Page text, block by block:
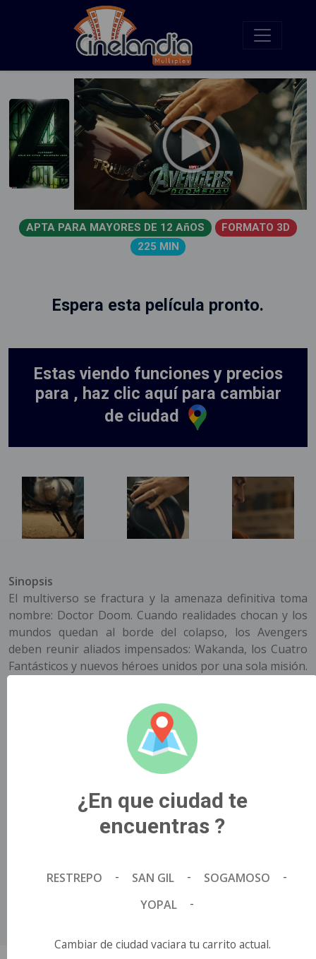
APTA PARA MAYORES DE 12 AñOS
FORMATO 3D
225 MIN
Sinopsis
El multiverso se fractura y la amenaza definitiva toma
nombre: Doctor Doom. Cuando realidades chocan y los
mundos quedan al borde del colapso, los Avengers
deben reunir aliados impensados: Wakanda, los Cuatro
Fantásticos y nuevos héroes unidos por una sola misión.
al equipo y la guerra se siente en cada rincón del
universo. Con acción a escala cósmica, humor y emoción,
este es el evento cinematográfico que lo cambia todo.
Prepárate para ver regresar leyendas, descubrir nuevas
alianzas y vivir un choque de mundos sin precedentes.
AVENGERS: DOOMSDAY.
Director
Anthony Russo y Joe Russo.
Espera esta película pronto.
Estas viendo funciones y precios
para , haz clic aquí para cambiar
de ciudad
¿En que ciudad te
encuentras ?
RESTREPO - SAN GIL - SOGAMOSO -
YOPAL -
Cambiar de ciudad vaciara tu carrito actual.